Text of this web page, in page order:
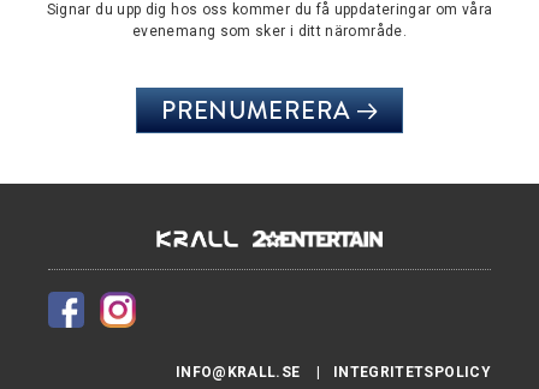
Signar du upp dig hos oss kommer du få uppdateringar om våra
evenemang som sker i ditt närområde.
PRENUMERERA
INFO@KRALL.SE INTEGRITETSPOLICY